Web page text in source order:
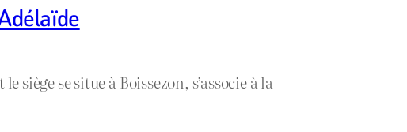
se situe à Boissezon, s’associe à la